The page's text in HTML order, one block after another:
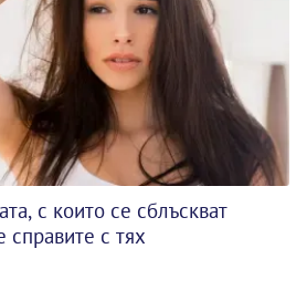
с които се сблъскват
справите с тях